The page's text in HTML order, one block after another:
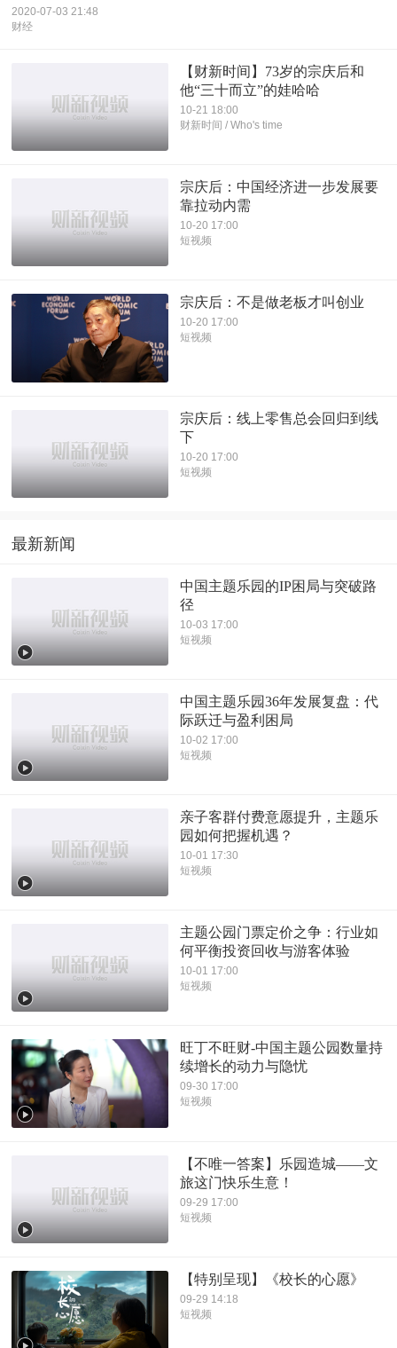
2020-07-03 21:48
财经
【财新时间】73岁的宗庆后和
他“三十而立”的娃哈哈
10-21 18:00
财新时间 / Who's time
宗庆后：中国经济进一步发展要
靠拉动内需
10-20 17:00
短视频
宗庆后：不是做老板才叫创业
10-20 17:00
短视频
宗庆后：线上零售总会回归到线
下
10-20 17:00
短视频
最新新闻
中国主题乐园的IP困局与突破路
径
10-03 17:00
短视频
中国主题乐园36年发展复盘：代
际跃迁与盈利困局
10-02 17:00
短视频
亲子客群付费意愿提升，主题乐
园如何把握机遇？
10-01 17:30
短视频
主题公园门票定价之争：行业如
何平衡投资回收与游客体验
10-01 17:00
短视频
旺丁不旺财-中国主题公园数量持
续增长的动力与隐忧
09-30 17:00
短视频
【不唯一答案】乐园造城——文
旅这门快乐生意！
09-29 17:00
短视频
【特别呈现】《校长的心愿》
09-29 14:18
短视频